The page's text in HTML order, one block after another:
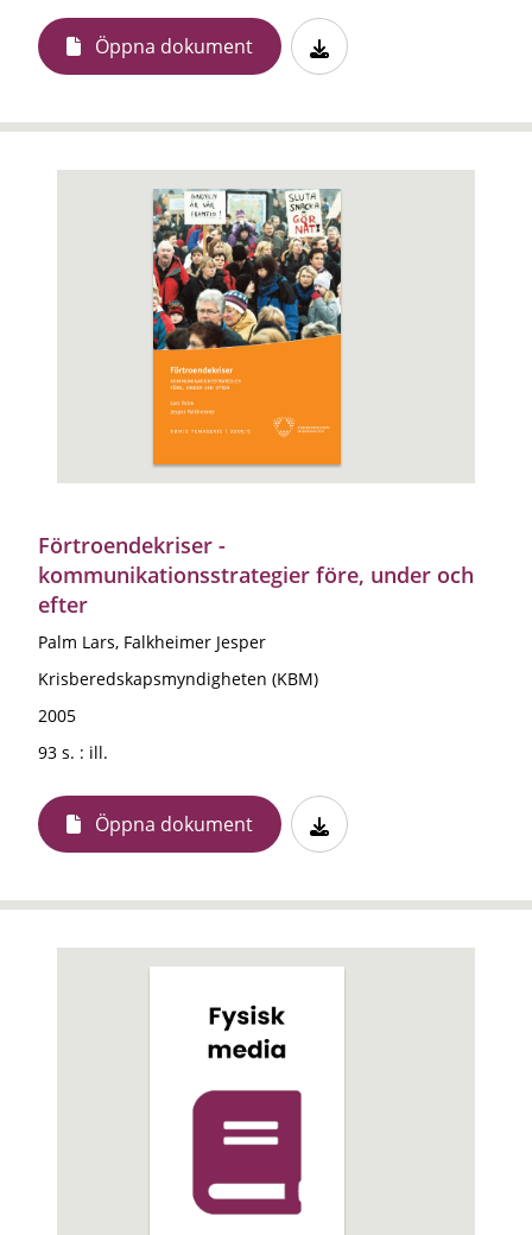
Öppna dokument
Förtroendekriser -
kommunikationsstrategier före, under och
efter
Palm Lars, Falkheimer Jesper
Krisberedskapsmyndigheten (KBM)
2005
93 s. : ill.
Öppna dokument